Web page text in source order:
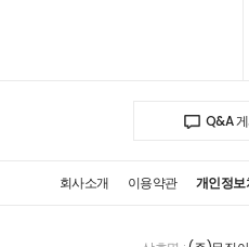
Q&A
회사소개 이용약관 개인정